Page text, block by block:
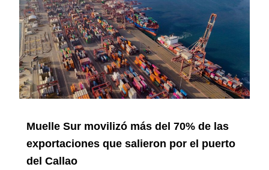
Muelle Sur movilizó más del 70% de las
exportaciones que salieron por el puerto
del Callao